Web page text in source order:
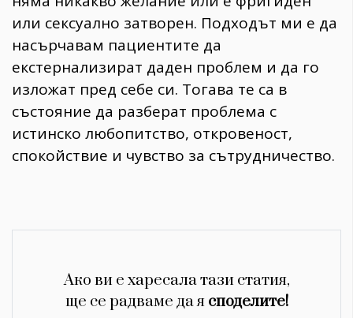
или сексуално затворен. Подходът ми е да
насърчавам пациентите да
екстернализират даден проблем и да го
изложат пред себе си. Тогава те са в
състояние да разберат проблема с
истинско любопитство, откровеност,
спокойствие и чувство за сътрудничество.
Ако ви е харесала тази статия,
ще се радваме да я споделите!